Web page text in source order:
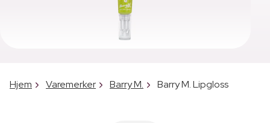
Hjem Varemerker Barry M. Barry M. Lipgloss